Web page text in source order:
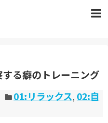
る癖のトレーニング
01:リラックス, 02:自